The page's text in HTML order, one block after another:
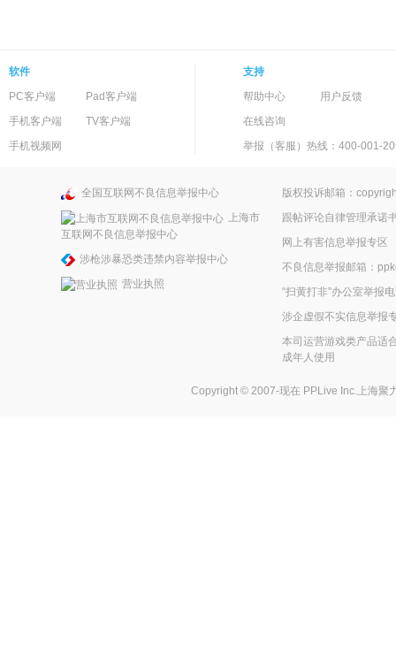
软件
PC客户端
Pad客户端
手机客户端
TV客户端
手机视频网
支持
帮助中心
用户反馈
在线咨询
举报（客服）热线：400-001-
全国互联网不良信息举报中心
上海市
互联网不良信息举报中心
涉枪涉暴恐类违禁内容举报中心
营业执照
版权投诉邮箱：
跟帖评论自律管理承诺
网上有害信息举报专区
不良信息举报邮箱：
“扫黄打非”办公室举报
涉企虚假不实信息举报
本司运营游戏类产品适
成年人使用
Copyright © 2007-现在 PPLive Inc.上海聚